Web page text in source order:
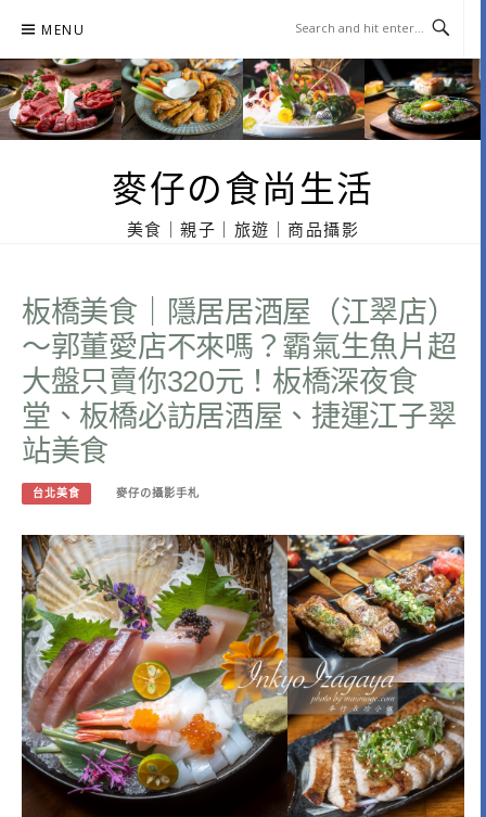
content
MENU
麥仔の食尚生活
美食｜親子｜旅遊｜商品攝影
板橋美食｜隱居居酒屋（江翠店）
～郭董愛店不來嗎？霸氣生魚片超
大盤只賣你320元！板橋深夜食
堂、板橋必訪居酒屋、捷運江子翠
站美食
台北美食 麥仔の攝影手札